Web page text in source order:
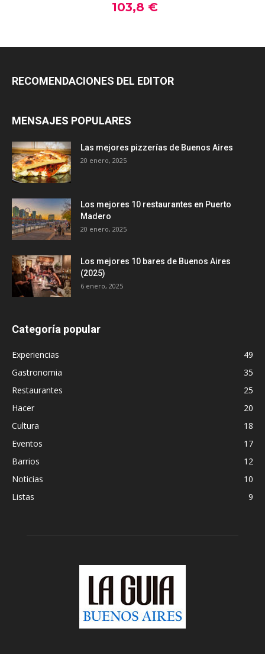
RECOMENDACIONES DEL EDITOR
MENSAJES POPULARES
Las mejores pizzerías de Buenos Aires
20 enero, 2025
Los mejores 10 restaurantes en Puerto
Madero
20 enero, 2025
Los mejores 10 bares de Buenos Aires
(2025)
6 enero, 2025
Categoría popular
Experiencias
49
Gastronomia
35
Restaurantes
25
Hacer
20
Cultura
18
Eventos
17
Barrios
12
Noticias
10
Listas
9